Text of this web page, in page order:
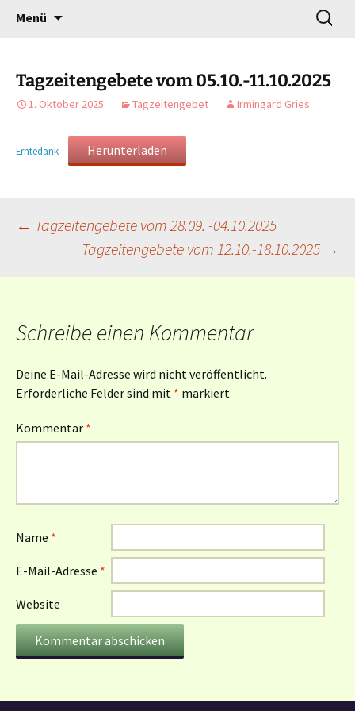
Willkommen!
Gottesdienst verändert
Menü
Suchen
nach:
Tagzeitengebete vom 05.10.-11.10.2025
1. Oktober 2025 Tagzeitengebet Irmingard Gries
Erntedank Herunterladen
Beitragsnavigation
← Tagzeitengebete vom 28.09. -04.10.2025
Tagzeitengebete vom 12.10.-18.10.2025 →
Schreibe einen Kommentar
Deine E-Mail-Adresse wird nicht veröffentlicht.
Erforderliche Felder sind mit * markiert
Kommentar *
Name *
E-Mail-Adresse *
Website